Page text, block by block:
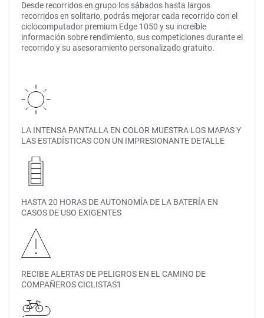
Desde recorridos en grupo los sábados hasta largos
recorridos en solitario, podrás mejorar cada recorrido con el
ciclocomputador premium Edge 1050 y su increíble
información sobre rendimiento, sus competiciones durante el
recorrido y su asesoramiento personalizado gratuito.
LA INTENSA PANTALLA EN COLOR MUESTRA LOS MAPAS Y
LAS ESTADÍSTICAS CON UN IMPRESIONANTE DETALLE
HASTA 20 HORAS DE AUTONOMÍA DE LA BATERÍA EN
CASOS DE USO EXIGENTES
RECIBE ALERTAS DE PELIGROS EN EL CAMINO DE
COMPAÑEROS CICLISTAS1